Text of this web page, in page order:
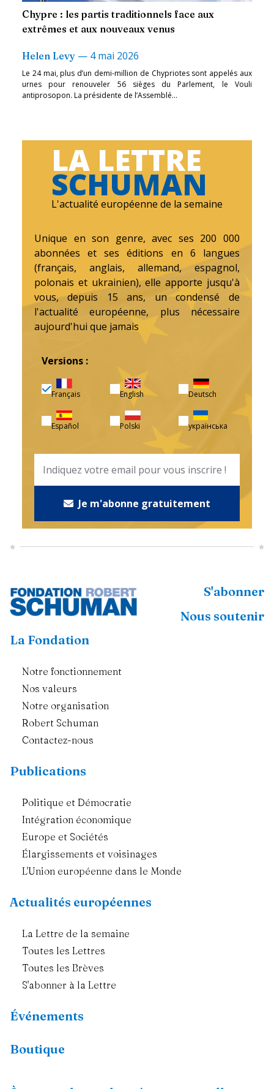
Chypre : les partis traditionnels face aux
extrêmes et aux nouveaux venus
Helen Levy — 4 mai 2026
Le 24 mai, plus d’un demi-million de Chypriotes sont appelés aux
urnes pour renouveler 56 sièges du Parlement, le Vouli
antiprosopon. La présidente de l’Assemblé...
LA LETTRE
SCHUMAN
L'actualité européenne de la semaine
Unique en son genre, avec ses 200 000
abonnées et ses éditions en 6 langues
(français, anglais, allemand, espagnol,
polonais et ukrainien), elle apporte jusqu'à
vous, depuis 15 ans, un condensé de
l'actualité européenne, plus nécessaire
aujourd'hui que jamais
Versions :
Français English Deutsch
Español Polski українська
Je m'abonne gratuitement
S'abonner
Nous soutenir
La Fondation
Notre fonctionnement
Nos valeurs
Notre organisation
Robert Schuman
Contactez-nous
Publications
Politique et Démocratie
Intégration économique
Europe et Sociétés
Élargissements et voisinages
L'Union européenne dans le Monde
Actualités européennes
La Lettre de la semaine
Toutes les Lettres
Toutes les Brèves
S'abonner à la Lettre
Événements
Boutique
Ressources